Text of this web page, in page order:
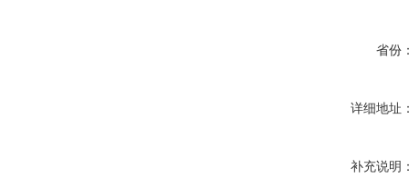
省份
详细地址
补充说明